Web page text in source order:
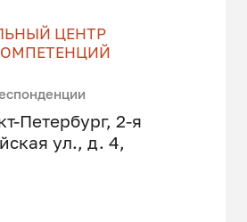
ЦЕНТР
Петербург, 2-я
ул., д. 4,